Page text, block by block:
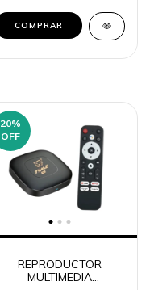
20%
OFF
REPRODUCTOR
MULTIMEDIA